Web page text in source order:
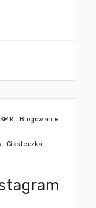
Blogowanie
Ciasteczka